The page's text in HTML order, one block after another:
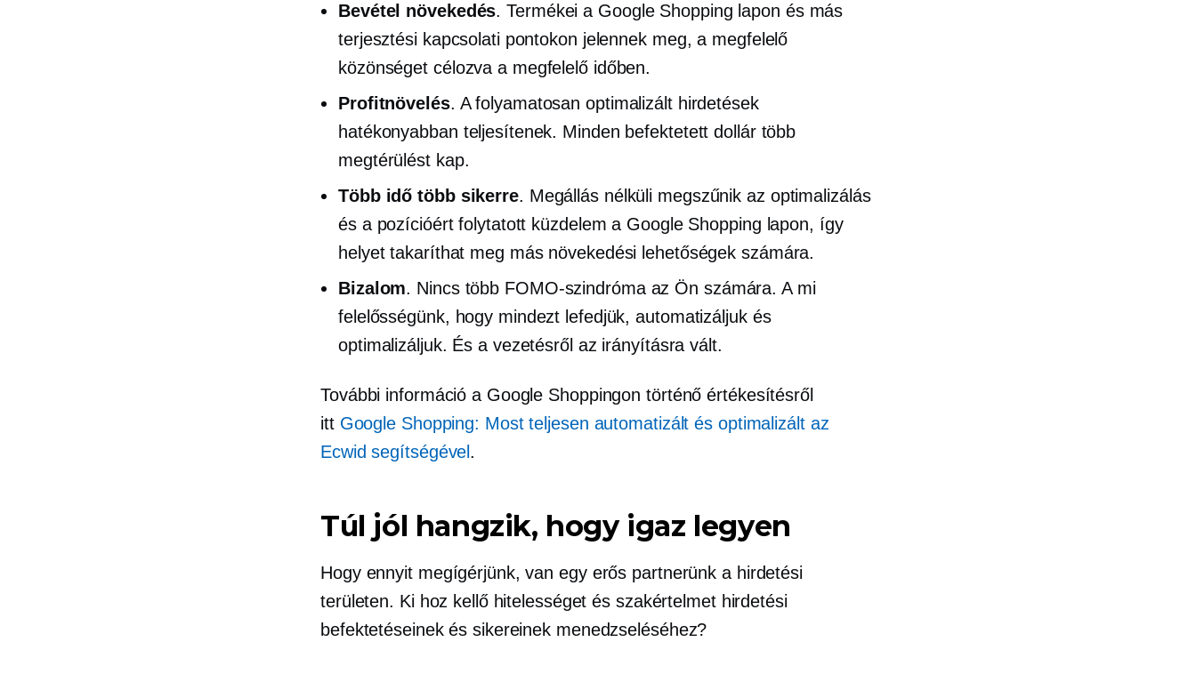
Bevétel növekedés. Termékei a Google Shopping lapon és más
terjesztési kapcsolati pontokon jelennek meg, a megfelelő
közönséget célozva a megfelelő időben.
Profitnövelés. A folyamatosan optimalizált hirdetések
hatékonyabban teljesítenek. Minden befektetett dollár több
megtérülést kap.
Több idő több sikerre. Megállás nélküli megszűnik az optimalizálás
és a pozícióért folytatott küzdelem a Google Shopping lapon, így
helyet takaríthat meg más növekedési lehetőségek számára.
Bizalom. Nincs több FOMO-szindróma az Ön számára. A mi
felelősségünk, hogy mindezt lefedjük, automatizáljuk és
optimalizáljuk. És a vezetésről az irányításra vált.
További információ a Google Shoppingon történő értékesítésről
itt Google Shopping: Most teljesen automatizált és optimalizált az
Ecwid segítségével .
Túl jól hangzik, hogy igaz legyen
Hogy ennyit megígérjünk, van egy erős partnerünk a hirdetési
területen. Ki hoz kellő hitelességet és szakértelmet hirdetési
befektetéseinek és sikereinek menedzseléséhez?